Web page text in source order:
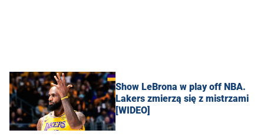
Show LeBrona w play off NBA.
Lakers zmierzą się z mistrzami
[WIDEO]